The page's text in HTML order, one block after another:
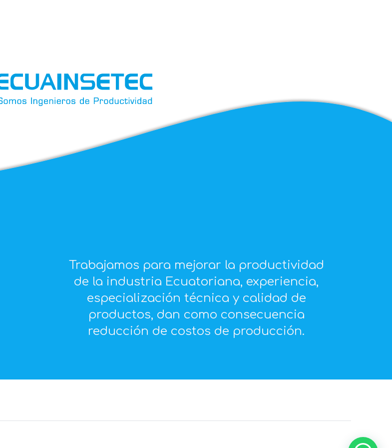
Trabajamos para mejorar la productividad
de la industria Ecuatoriana, experiencia,
especialización técnica y calidad de
productos, dan como consecuencia
reducción de costos de producción.